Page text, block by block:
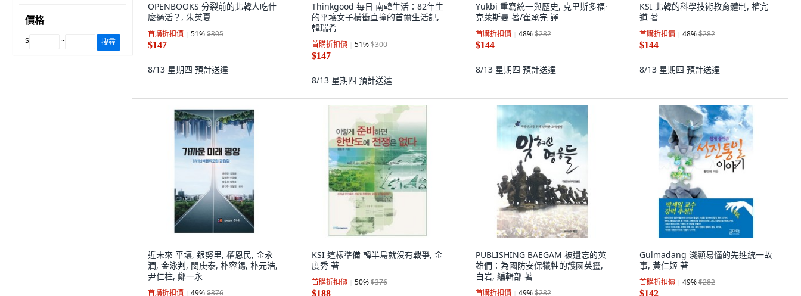
價格
$ ~ 搜尋
OPENBOOKS 分裂前的北韓人吃什
麼過活？, 朱英夏
首購折扣價 51%$305
$147
8/13 星期四 預計送達
Thinkgood 每日 南韓生活：82年生
的平壤女子橫衝直撞的首爾生活記,
韓瑞希
首購折扣價 51%$300
$147
8/13 星期四 預計送達
Yukbi 重寫統一與歷史, 克里斯多福·
克萊斯曼 著/崔承完 譯
首購折扣價 48%$282
$144
8/13 星期四 預計送達
KSI 北韓的科學技術教育體制, 權完
道 著
首購折扣價 48%$282
$144
8/13 星期四 預計送達
近未來 平壤, 銀努里, 權恩民, 金永
潤, 金泳判, 閔庚泰, 朴容錫, 朴元浩,
尹仁柱, 鄭一永
首購折扣價 49%$376
KSI 這樣準備 韓半島就沒有戰爭, 金
度秀 著
首購折扣價 50%$376
$188
PUBLISHING BAEGAM 被遺忘的英
雄們：為國防安保犧牲的護國英靈,
白岩, 編輯部 著
首購折扣價 49%$282
Gulmadang 淺顯易懂的先進統一故
事, 黃仁姬 著
首購折扣價 49%$282
$142